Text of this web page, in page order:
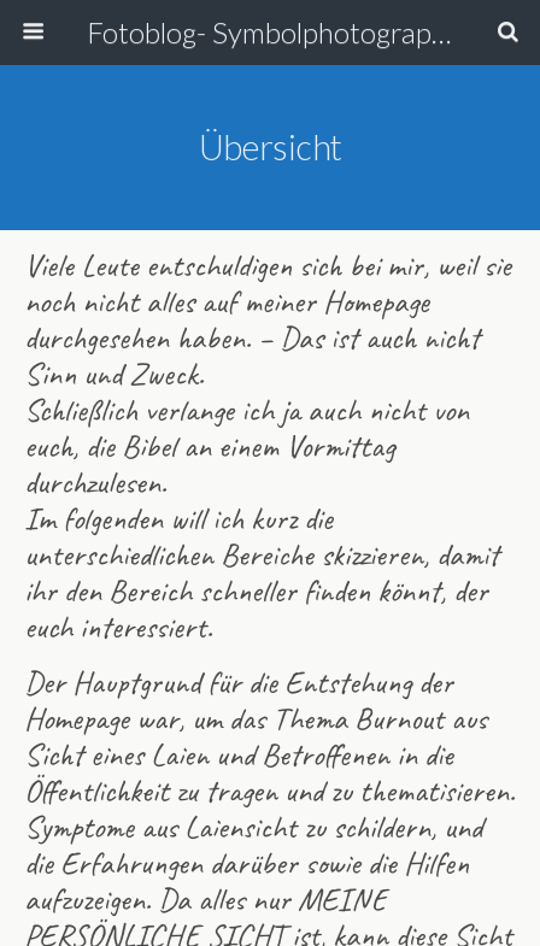
Fotoblog- Symbolphotographie
Übersicht
Viele Leute entschuldigen sich bei mir, weil sie
noch nicht alles auf meiner Homepage
durchgesehen haben. – Das ist auch nicht
Sinn und Zweck.
Schließlich verlange ich ja auch nicht von
euch, die Bibel an einem Vormittag
durchzulesen.
Im folgenden will ich kurz die
unterschiedlichen Bereiche skizzieren, damit
ihr den Bereich schneller finden könnt, der
euch interessiert.
Der Hauptgrund für die Entstehung der
Homepage war, um das Thema Burnout aus
Sicht eines Laien und Betroffenen in die
Öffentlichkeit zu tragen und zu thematisieren.
Symptome aus Laiensicht zu schildern, und
die Erfahrungen darüber sowie die Hilfen
aufzuzeigen. Da alles nur MEINE
PERSÖNLICHE SICHT ist, kann diese Sicht